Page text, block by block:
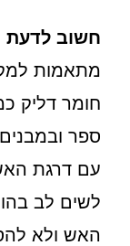
חשוב לדעת
מתאמות
חומר דליק
ספר
עם דרגת
לשים לב
האש ולא